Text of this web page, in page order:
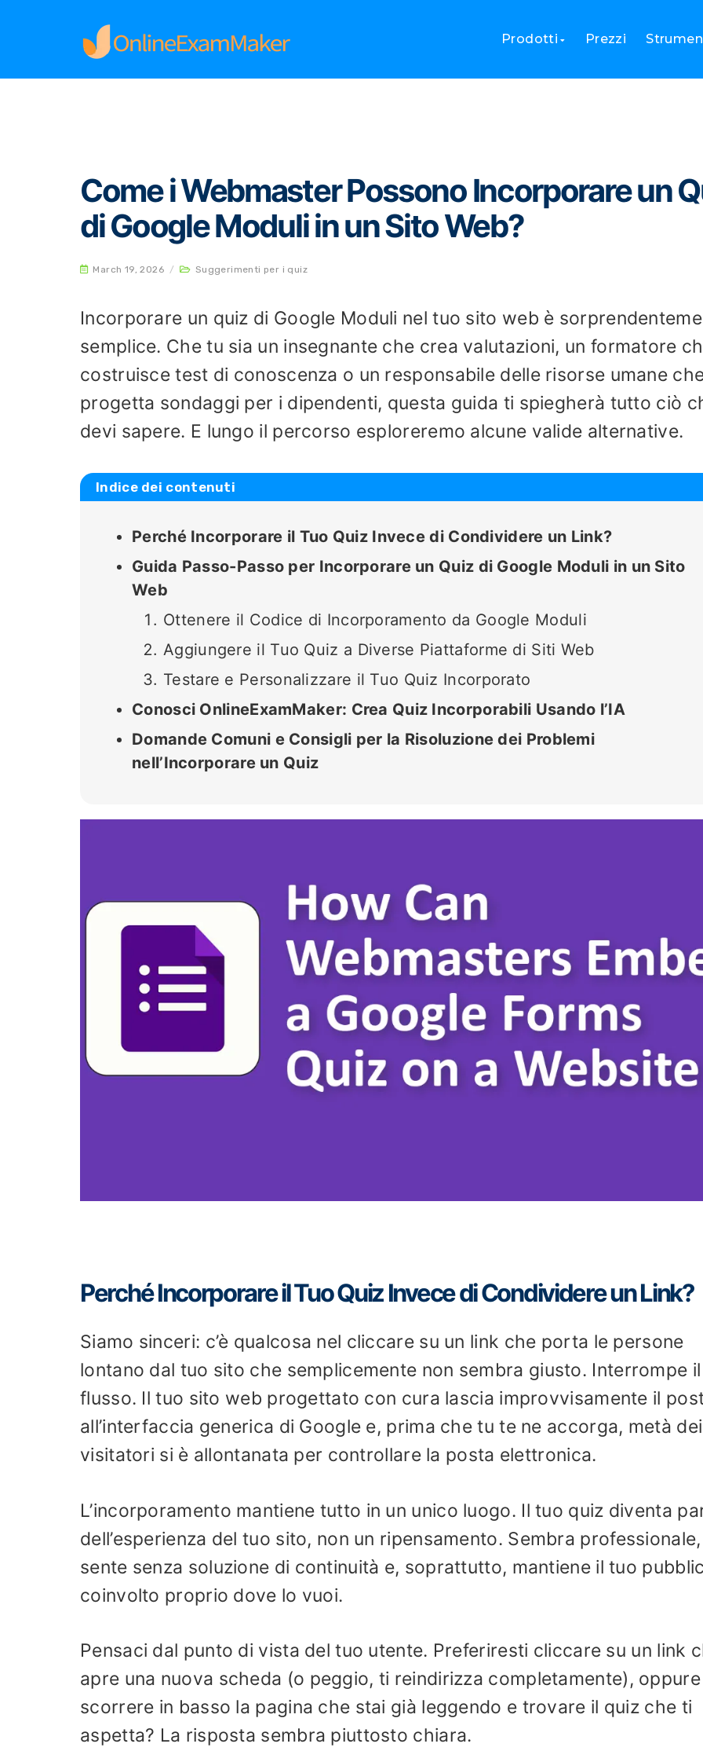
Prodotti Prezzi
Home
Come i Webmaster Possono Incorporare un
di Google Moduli in un Sito Web?
March 19, 2026 / Suggerimenti per i quiz
Incorporare un quiz di Google Moduli nel tuo sito web è
semplice. Che tu sia un insegnante che crea valutazioni, un formatore
costruisce test di conoscenza o un responsabile delle risorse umane
progetta sondaggi per i dipendenti, questa guida ti spiegherà tutto ciò
devi sapere. E lungo il percorso esploreremo alcune valide alternative.
Indice dei contenuti
Perché Incorporare il Tuo Quiz Invece di Condividere un Link?
Guida Passo-Passo per Incorporare un Quiz di Google Moduli in un Sito
Web
Ottenere il Codice di Incorporamento da Google Moduli
Aggiungere il Tuo Quiz a Diverse Piattaforme di Siti Web
Testare e Personalizzare il Tuo Quiz Incorporato
Conosci OnlineExamMaker: Crea Quiz Incorporabili Usando l’IA
Domande Comuni e Consigli per la Risoluzione dei Problemi
nell’Incorporare un Quiz
Perché Incorporare il Tuo Quiz Invece di Condividere un Link?
Siamo sinceri: c’è qualcosa nel cliccare su un link che porta le persone
lontano dal tuo sito che semplicemente non sembra giusto. Interrompe il
flusso. Il tuo sito web progettato con cura lascia improvvisamente il
all’interfaccia generica di Google e, prima che tu te ne accorga, metà
visitatori si è allontanata per controllare la posta elettronica.
L’incorporamento mantiene tutto in un unico luogo. Il tuo quiz diventa
dell’esperienza del tuo sito, non un ripensamento. Sembra
sente senza soluzione di continuità e, soprattutto, mantiene il tuo
coinvolto proprio dove lo vuoi.
Pensaci dal punto di vista del tuo utente. Preferiresti cliccare su un link
apre una nuova scheda (o peggio, ti reindirizza completamente), oppure
scorrere in basso la pagina che stai già leggendo e trovare il quiz che ti
aspetta? La risposta sembra piuttosto chiara.